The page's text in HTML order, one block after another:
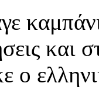
ο